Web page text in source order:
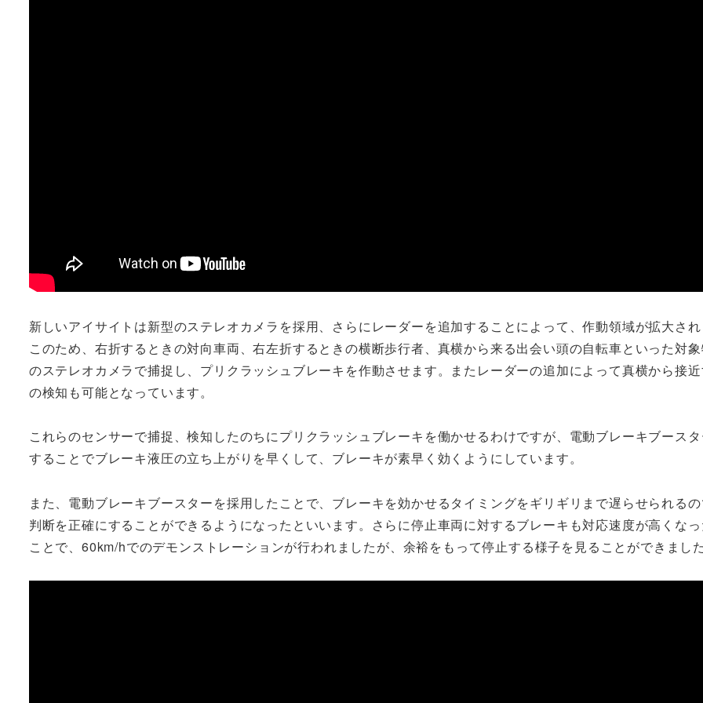
新しいアイサイトは新型のステレオカメラを採用、さらにレーダーを追加することによって、作動領域が拡大され
このため、右折するときの対向車両、右左折するときの横断歩行者、真横から来る出会い頭の自転車といった対
のステレオカメラで捕捉し、プリクラッシュブレーキを作動させます。またレーダーの追加によって真横から接
の検知も可能となっています。
これらのセンサーで捕捉、検知したのちにプリクラッシュブレーキを働かせるわけですが、電動ブレーキブース
することでブレーキ液圧の立ち上がりを早くして、ブレーキが素早く効くようにしています。
また、電動ブレーキブースターを採用したことで、ブレーキを効かせるタイミングをギリギリまで遅らせられるの
判断を正確にすることができるようになったといいます。さらに停止車両に対するブレーキも対応速度が高くなっ
ことで、60km/hでのデモンストレーションが行われましたが、余裕をもって停止する様子を見ることができました